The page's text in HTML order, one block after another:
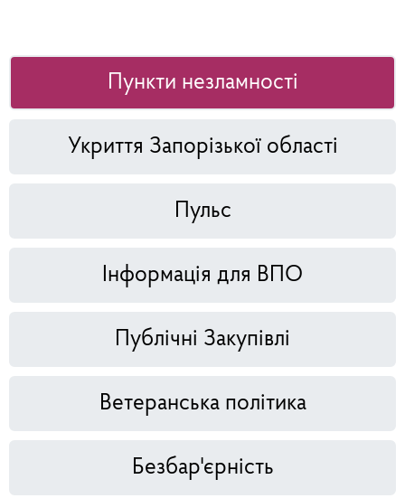
Пункти незламності
Укриття Запорізької області
Пульс
Інформація для ВПО
Публічні Закупівлі
Ветеранська політика
Безбар'єрність